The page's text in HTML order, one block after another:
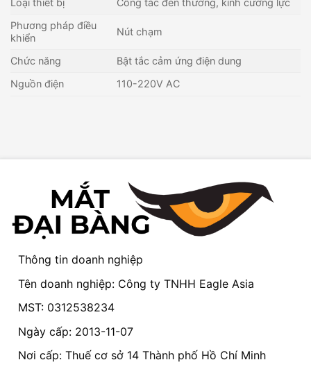
Phương pháp điều
khiển
Nút chạm
Chức năng
Bật tắc cảm ứng điện dung
Nguồn điện
110-220V AC
Thông tin doanh nghiệp
Tên doanh nghiệp: Công ty TNHH Eagle Asia
MST: 0312538234
Ngày cấp: 2013-11-07
Nơi cấp: Thuế cơ sở 14 Thành phố Hồ Chí Minh